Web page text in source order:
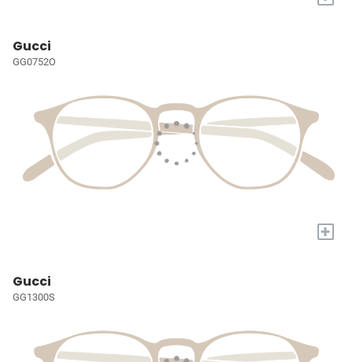
Gucci
GG0752O
+
Gucci
GG1300S